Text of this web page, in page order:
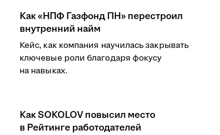
Как «НПФ Газфонд ПН» перестроил
внутренний найм
Кейс, как компания научилась закрывать
ключевые роли благодаря фокусу
на навыках.
Как SOKOLOV повысил место
в Рейтинге работодателей